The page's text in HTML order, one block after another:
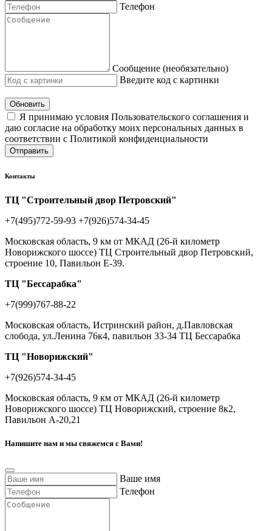
Телефон
Сообщение (необязательно)
Введите код с картинки
Обновить
Я принимаю условия Пользовательского соглашения и
даю согласие на обработку моих персональных данных в
соответствии с Политикой конфиденциальности
Отправить
Контакты
ТЦ "Строительный двор Петровский"
+7(495)772-59-93 +7(926)574-34-45
Московская область, 9 км от МКАД (26-й километр
Новорижского шоссе) ТЦ Строительный двор Петровский,
строение 10, Павильон Е-39.
ТЦ "Бессарабка"
+7(999)767-88-22
Московская область, Истринский район, д.Павловская
слобода, ул.Ленина 76к4, павильон 33-34 ТЦ Бессарабка
ТЦ "Новорижский"
+7(926)574-34-45
Московская область, 9 км от МКАД (26-й километр
Новорижского шоссе) ТЦ Новорижский, строение 8к2,
Павильон А-20,21
Напишите нам и мы свяжемся с Вами!
Ваше имя
Телефон